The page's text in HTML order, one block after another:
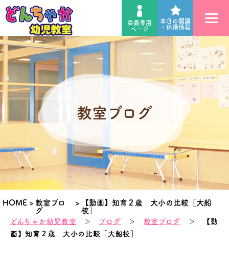
会員専用
ページ
本日の開講
・休講情報
HOME > 教室ブロ
グ
>
【動画】知育２歳 大小の比較［大船
校］
教室ブログ
どんちゃか幼児教室 ＞ ブログ ＞ 教室ブログ
＞ 【動
画】知育２歳 大小の比較［大船校］